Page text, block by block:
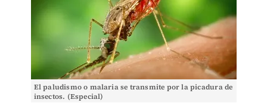
El paludismo o malaria se transmite por la picadura de
insectos. (Especial)